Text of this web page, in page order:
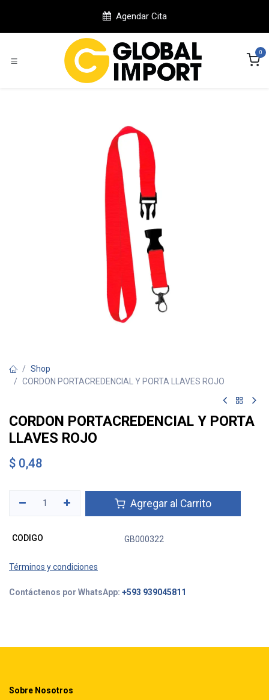
Agendar Cita
0
Shop
CORDON PORTACREDENCIAL Y PORTA LLAVES ROJO
CORDON PORTACREDENCIAL Y PORTA
LLAVES ROJO
$ 0,48
Agregar al Carrito
CODIGO GB000322
Términos y condiciones
Contáctenos por WhatsApp: +593 939045811
Sobre Nosotros